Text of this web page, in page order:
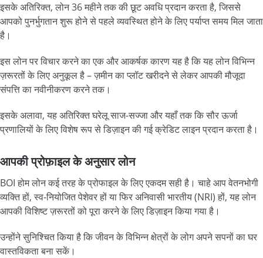
इसके अतिरिक्त, लोन 36 महीने तक की छूट अवधि प्रदान करता है, जिससे
आपको पुनर्भुगतान शुरू होने से पहले व्यवस्थित होने के लिए पर्याप्त समय मिल जाता
है।
इस लोन पर विचार करने का एक और आकर्षक कारण यह है कि यह लोन विभिन्न
ज़रूरतों के लिए अनुकूल है – ज़मीन का प्लॉट खरीदने से लेकर आपकी मौजूदा
संपत्ति का नवीनीकरण करने तक।
इसके अलावा, यह अतिरिक्त घरेलू साज-सज्जा और यहाँ तक कि सौर ऊर्जा
प्रणालियों के लिए विशेष रूप से डिज़ाइन की गई क्रेडिट लाइन प्रदान करता है।
आपकी प्रोफ़ाइल के अनुसार लोन
BOI होम लोन कई तरह के प्रोफाइल के लिए एकदम सही है। चाहे आप वेतनभोगी
व्यक्ति हों, स्व-नियोजित पेशेवर हों या फिर अनिवासी भारतीय (NRI) हों, यह लोन
आपकी विशिष्ट ज़रूरतों को पूरा करने के लिए डिज़ाइन किया गया है।
उन्होंने सुनिश्चित किया है कि जीवन के विभिन्न क्षेत्रों के लोग अपने सपनों का घर
वास्तविकता बना सकें।